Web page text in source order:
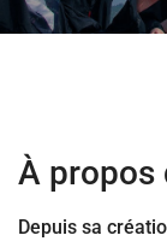
À propos
Depuis sa